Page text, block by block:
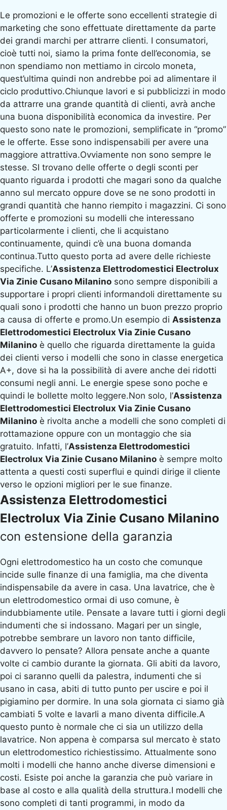
Le promozioni e le offerte sono eccellenti strategie di
marketing che sono effettuate direttamente da parte
dei grandi marchi per attrarre clienti. I consumatori,
cioè tutti noi, siamo la prima fonte dell’economia, se
non spendiamo non mettiamo in circolo moneta,
quest’ultima quindi non andrebbe poi ad alimentare il
ciclo produttivo.Chiunque lavori e si pubblicizzi in modo
da attrarre una grande quantità di clienti, avrà anche
una buona disponibilità economica da investire. Per
questo sono nate le promozioni, semplificate in “promo”
e le offerte. Esse sono indispensabili per avere una
maggiore attrattiva.Ovviamente non sono sempre le
stesse. SI trovano delle offerte o degli sconti per
quanto riguarda i prodotti che magari sono da qualche
anno sul mercato oppure dove se ne sono prodotti in
grandi quantità che hanno riempito i magazzini. Ci sono
offerte e promozioni su modelli che interessano
particolarmente i clienti, che li acquistano
continuamente, quindi c’è una buona domanda
continua.Tutto questo porta ad avere delle richieste
specifiche. L’Assistenza Elettrodomestici Electrolux
Via Zinie Cusano Milanino sono sempre disponibili a
supportare i propri clienti informandoli direttamente su
quali sono i prodotti che hanno un buon prezzo proprio
a causa di offerte e promo.Un esempio di Assistenza
Elettrodomestici Electrolux Via Zinie Cusano
Milanino è quello che riguarda direttamente la guida
dei clienti verso i modelli che sono in classe energetica
A+, dove si ha la possibilità di avere anche dei ridotti
consumi negli anni. Le energie spese sono poche e
quindi le bollette molto leggere.Non solo, l’Assistenza
Elettrodomestici Electrolux Via Zinie Cusano
Milanino è rivolta anche a modelli che sono completi di
rottamazione oppure con un montaggio che sia
gratuito. Infatti, l’Assistenza Elettrodomestici
Electrolux Via Zinie Cusano Milanino è sempre molto
attenta a questi costi superflui e quindi dirige il cliente
verso le opzioni migliori per le sue finanze.
Assistenza Elettrodomestici
Electrolux Via Zinie Cusano Milanino
con estensione della garanzia
Ogni elettrodomestico ha un costo che comunque
incide sulle finanze di una famiglia, ma che diventa
indispensabile da avere in casa. Una lavatrice, che è
un elettrodomestico ormai di uso comune, è
indubbiamente utile. Pensate a lavare tutti i giorni degli
indumenti che si indossano. Magari per un single,
potrebbe sembrare un lavoro non tanto difficile,
davvero lo pensate? Allora pensate anche a quante
volte ci cambio durante la giornata. Gli abiti da lavoro,
poi ci saranno quelli da palestra, indumenti che si
usano in casa, abiti di tutto punto per uscire e poi il
pigiamino per dormire. In una sola giornata ci siamo già
cambiati 5 volte e lavarli a mano diventa difficile.A
questo punto è normale che ci sia un utilizzo della
lavatrice. Non appena è comparsa sul mercato è stato
un elettrodomestico richiestissimo. Attualmente sono
molti i modelli che hanno anche diverse dimensioni e
costi. Esiste poi anche la garanzia che può variare in
base al costo e alla qualità della struttura.I modelli che
sono completi di tanti programmi, in modo da